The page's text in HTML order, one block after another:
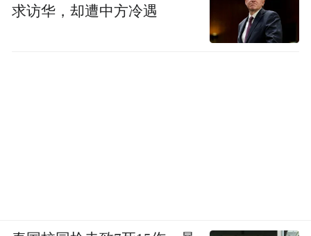
求访华，却遭中方冷遇